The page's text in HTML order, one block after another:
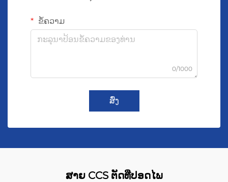
ຂໍ້ຄວາມ
0/1000
ສົ່ງ
ສາຍ CCS ຕັດທີ່ປອດໄພ